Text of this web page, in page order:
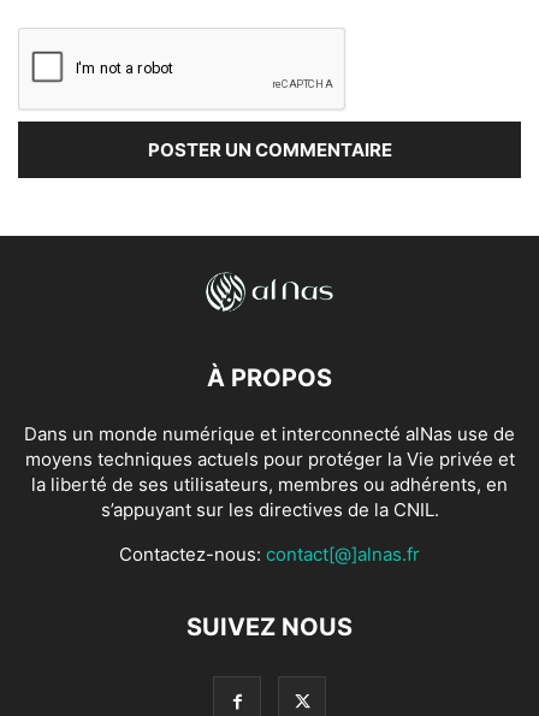
À PROPOS
Dans un monde numérique et interconnecté alNas use de
moyens techniques actuels pour protéger la Vie privée et
la liberté de ses utilisateurs, membres ou adhérents, en
s’appuyant sur les directives de la CNIL.
Contactez-nous: contact[@]alnas.fr
SUIVEZ NOUS